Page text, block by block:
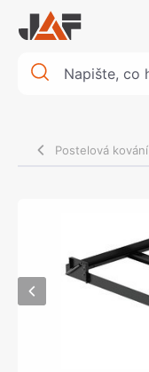
Postelová kování